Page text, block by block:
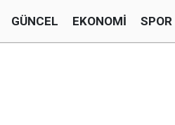
GÜNCEL EKONOMI SPOR